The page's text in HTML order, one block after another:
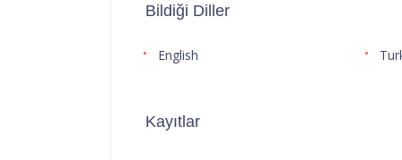
Bildiği Diller
English
Kayıtlar